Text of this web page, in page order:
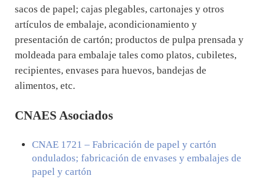
sacos de papel; cajas plegables, cartonajes y otros
artículos de embalaje, acondicionamiento y
presentación de cartón; productos de pulpa prensada y
moldeada para embalaje tales como platos, cubiletes,
recipientes, envases para huevos, bandejas de
alimentos, etc.
CNAES Asociados
CNAE 1721 – Fabricación de papel y cartón
ondulados; fabricación de envases y embalajes de
papel y cartón